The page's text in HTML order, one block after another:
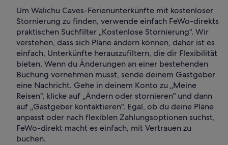
Um Walichu Caves-Ferienunterkünfte mit kostenloser
Stornierung zu finden, verwende einfach FeWo-direkts
praktischen Suchfilter „Kostenlose Stornierung". Wir
verstehen, dass sich Pläne ändern können, daher ist es
einfach, Unterkünfte herauszufiltern, die dir Flexibilität
bieten. Wenn du Änderungen an einer bestehenden
Buchung vornehmen musst, sende deinem Gastgeber
eine Nachricht. Gehe in deinem Konto zu „Meine
Reisen", klicke auf „Ändern oder stornieren" und dann
auf „Gastgeber kontaktieren". Egal, ob du deine Pläne
anpasst oder nach flexiblen Zahlungsoptionen suchst,
FeWo-direkt macht es einfach, mit Vertrauen zu
buchen.